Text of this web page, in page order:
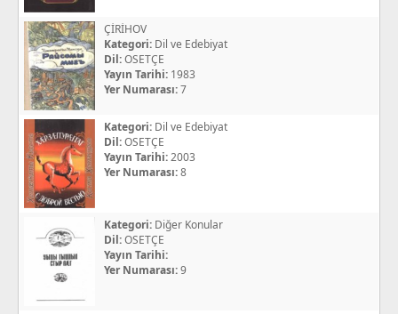
ÇİRİHOV
Kategori: Dil ve Edebiyat
Dil:OSETÇE
Yayın Tarihi: 1983
Yer Numarası:7
Kategori: Dil ve Edebiyat
Dil:OSETÇE
Yayın Tarihi:2003
Yer Numarası:8
Kategori: Diğer Konular
Dil:OSETÇE
Yayın Tarihi:
Yer Numarası:9